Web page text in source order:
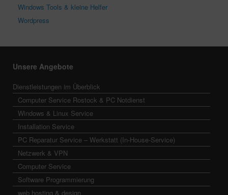
Windows Tools & kleine Helfer
Wordpress
Unsere Angebote
Dienstleistungen im Überblick
Computer Service Rostock & PC Notdienst
Windows & Linux Service
Installation Service
PC Reparatur Service – Werkstatt (In-House-Service)
Netzwerk & VPN
Computer Service
Software Programmierung
web hosting & design